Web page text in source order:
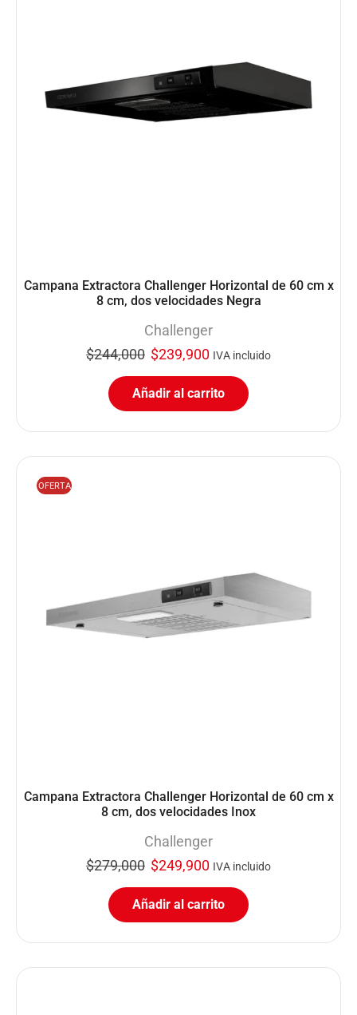
Campana Extractora Challenger Horizontal de 60 cm x
8 cm, dos velocidades Negra
Challenger
$244,000 $239,900 IVA incluido
Añadir al carrito
OFERTA
Campana Extractora Challenger Horizontal de 60 cm x
8 cm, dos velocidades Inox
Challenger
$279,000 $249,900 IVA incluido
Añadir al carrito